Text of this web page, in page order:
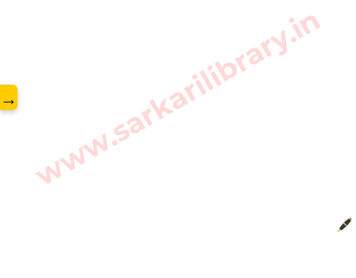
www.sarkarilibrary.in
→